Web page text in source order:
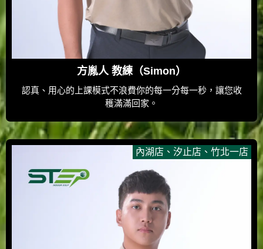
方胤人 教練（Simon）
認真、用心的上課模式不浪費你的每一分每一秒，讓您收
穫滿滿回家。
內湖店 、 汐止店 、 竹北一店